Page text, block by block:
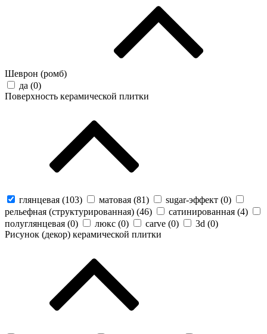
Шеврон (ромб)
да (0)
Поверхность керамической плитки
глянцевая (103) матовая (81) sugar-эффект (0)
рельефная (структурированная) (46) сатинированная (4)
полуглянцевая (0) люкс (0) carve (0) 3d (0)
Рисунок (декор) керамической плитки